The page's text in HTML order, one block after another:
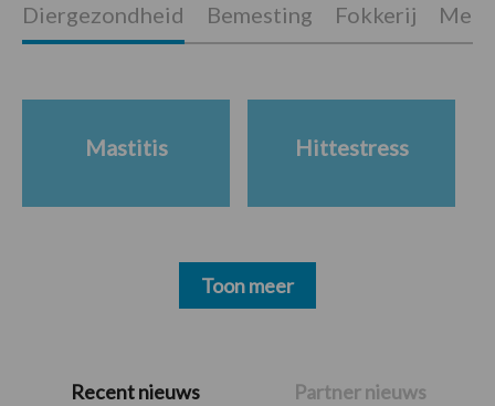
PrimaireRecent nieuws Partner nieuws
Diergezondheid Bemesting Fokkerij
Mastitis Hittestress
Toon meer